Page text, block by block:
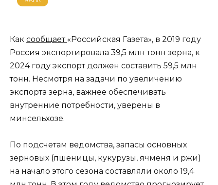
Как сообщает «Российская Газета», в 2019 году
Россия экспортировала 39,5 млн тонн зерна, к
2024 году экспорт должен составить 59,5 млн
тонн. Несмотря на задачи по увеличению
экспорта зерна, важнее обеспечивать
внутренние потребности, уверены в
минсельхозе.
По подсчетам ведомства, запасы основных
зерновых (пшеницы, кукурузы, ячменя и ржи)
на начало этого сезона составляли около 19,4